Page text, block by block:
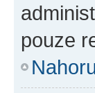
pouze